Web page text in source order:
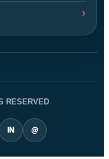
RESERVED
IN @